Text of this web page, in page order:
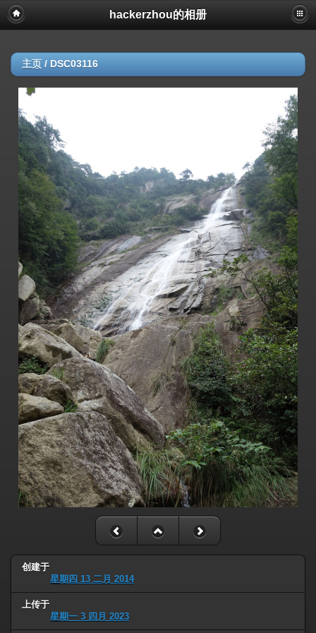
hackerzhou的相册
主页 / DSC03116
创建于
星期四 13 二月 2014
上传于
星期一 3 四月 2023